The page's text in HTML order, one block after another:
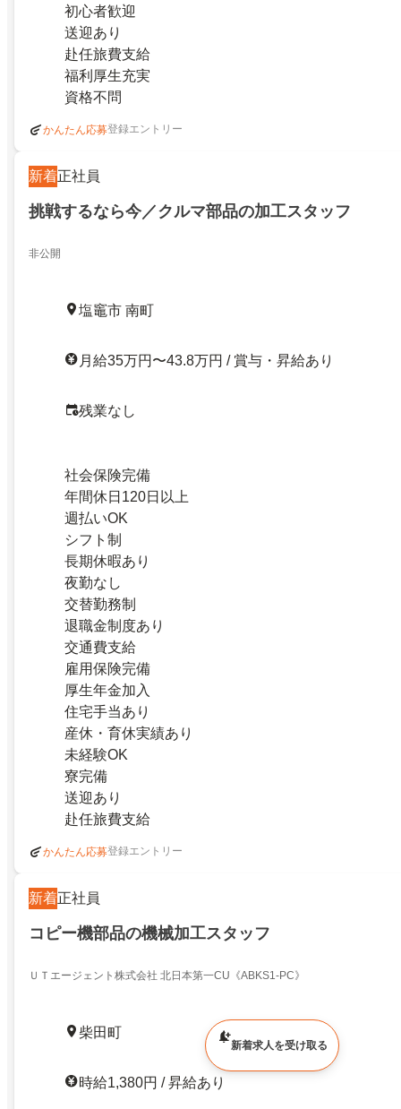
初心者歓迎
送迎あり
赴任旅費支給
福利厚生充実
資格不問
かんたん応募登録エントリー
新着正社員
挑戦するなら今／クルマ部品の加工スタッフ
非公開
塩竈市 南町
月給35万円〜43.8万円 / 賞与・昇給あり
残業なし
社会保険完備
年間休日120日以上
週払いOK
シフト制
長期休暇あり
夜勤なし
交替勤務制
退職金制度あり
交通費支給
雇用保険完備
厚生年金加入
住宅手当あり
産休・育休実績あり
未経験OK
寮完備
送迎あり
赴任旅費支給
かんたん応募登録エントリー
新着正社員
コピー機部品の機械加工スタッフ
ＵＴエージェント株式会社 北日本第一CU《ABKS1-PC》
柴田町
時給1,380円 / 昇給あり
新着求人を受け取る